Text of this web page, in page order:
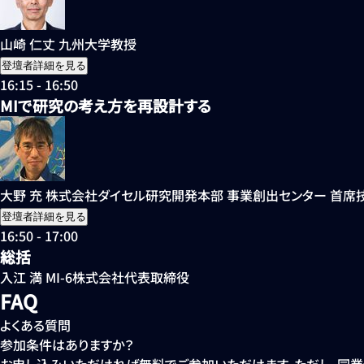
山崎 仁丈 九州大学教授
登壇者詳細を見る
16:15 - 16:50
MIで研究の考え方を再設計する
大野 充株式会社ダイセル研究開発本部 事業創出センター 首席
登壇者詳細を見る
16:50 - 17:00
総括
入江 満 MI-6株式会社代表取締役
FAQ
よくある質問
参加条件はありますか？